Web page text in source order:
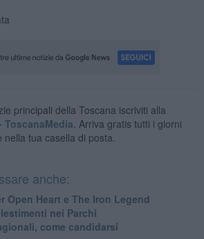
principali della Toscana iscriviti alla
ToscanaMedia. Arriva gratis tutti i giorni
tua casella di posta.
anche:
Heart e The Iron Legend
nei Parchi
come candidarsi